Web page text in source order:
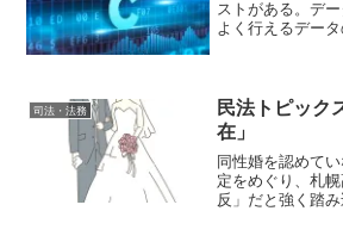
ストがある。デ
よく行えるデー
に次の要素への
司法・法務
民法トピック
在」
同性婚を認めて
定をめぐり、札
反」だと強く踏